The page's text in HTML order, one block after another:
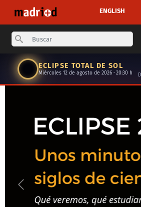
ENGLISH
ECLIPSE TOTAL DE SOL
Miércoles 12 de agosto de 2026 · 20:30 h
Anterior